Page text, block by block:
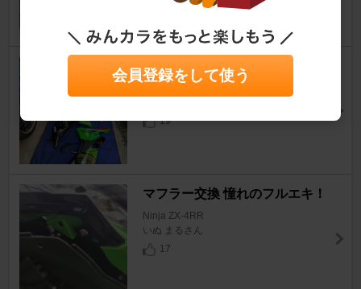
フレームスライダー取付け
19
マフラー交換 憧れのフルエキ！
Ninja ZX-4RR
いぬ まるさん
17
会員登録をして使う